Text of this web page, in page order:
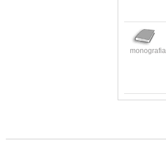
monografia